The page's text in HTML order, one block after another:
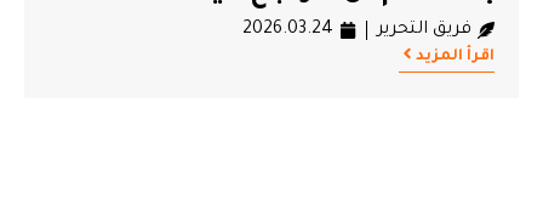
فريق التحرير 2026.03.24
اقرأ المزيد